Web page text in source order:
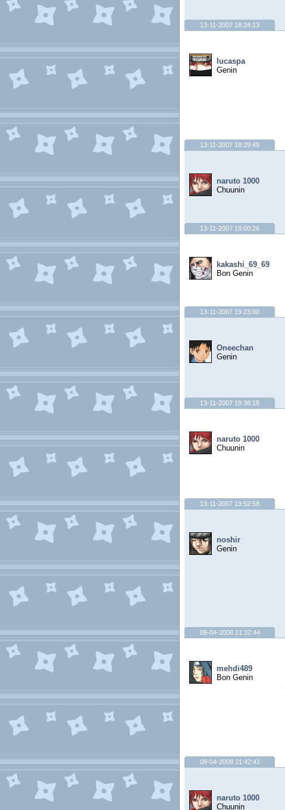
13-11-2007 18:24:13
lucaspa
Genin
13-11-2007 18:29:49
naruto 1000
Chuunin
13-11-2007 19:00:26
kakashi_69_69
Bon Genin
13-11-2007 19:23:00
Oneechan
Genin
13-11-2007 19:38:18
naruto 1000
Chuunin
13-11-2007 19:52:58
noshir
Genin
09-04-2008 21:32:44
mehdi489
Bon Genin
09-04-2008 21:42:41
naruto 1000
Chuunin